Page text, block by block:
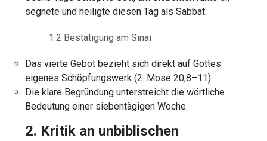
segnete und heiligte diesen Tag als Sabbat.
1.2 Bestätigung am Sinai
Das vierte Gebot bezieht sich direkt auf Gottes
eigenes Schöpfungswerk (2. Mose 20,8–11).
Die klare Begründung unterstreicht die wörtliche
Bedeutung einer siebentägigen Woche.
2. Kritik an unbiblischen